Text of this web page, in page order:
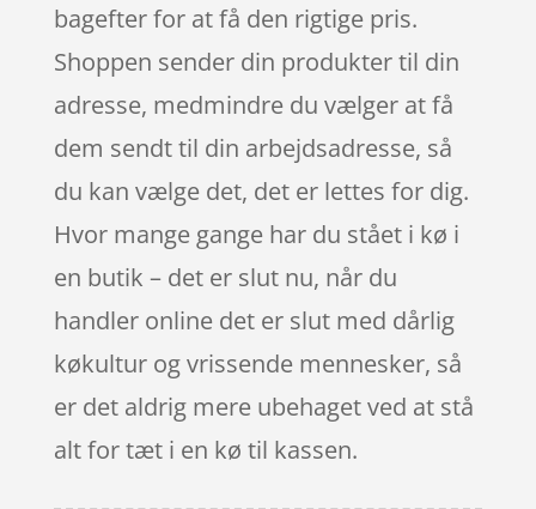
bagefter for at få den rigtige pris.
Shoppen sender din produkter til din
adresse, medmindre du vælger at få
dem sendt til din arbejdsadresse, så
du kan vælge det, det er lettes for dig.
Hvor mange gange har du stået i kø i
en butik – det er slut nu, når du
handler online det er slut med dårlig
køkultur og vrissende mennesker, så
er det aldrig mere ubehaget ved at stå
alt for tæt i en kø til kassen.